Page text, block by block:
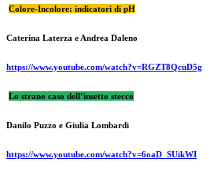
Colore-Incolore: indicatori di pH
Caterina Laterza e Andrea Daleno
https://www.youtube.com/watch?v=RGZT8QcuD5g
Lo strano caso dell’insetto stecco
Danilo Puzzo e Giulia Lombardi
https://www.youtube.com/watch?v=6oaD_SUikWI